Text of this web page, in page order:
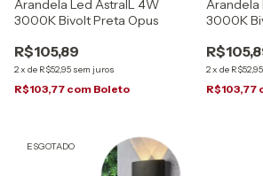
Arandela Led AstralL 4W
3000K Bivolt Preta Opus
R$105,89
2x de R$52,95 sem juros
R$103,77 com Boleto
Arandela
3000K
2x de R$52,95
R$103,77
ESGOTADO